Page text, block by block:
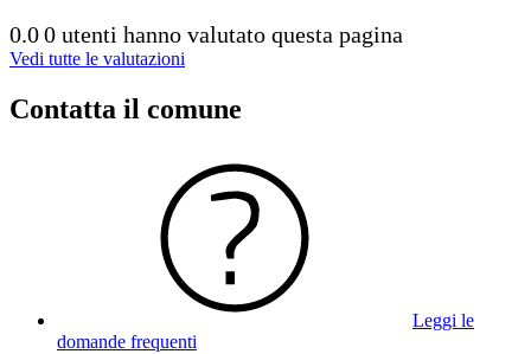
0.00 utenti hanno valutato questa pagina
Vedi tutte le valutazioni
Contatta il comune
Leggi le
domande frequenti